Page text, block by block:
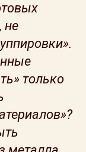
не
только